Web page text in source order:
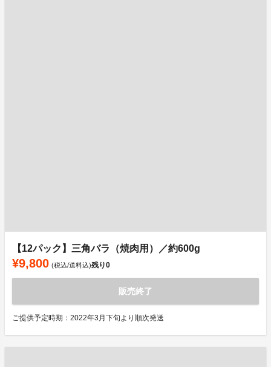
【12パック】三角バラ（焼肉用）／約600g
¥9,800 (税込/送料込)残り0
販売終了
ご提供予定時期：2022年3月下旬より順次発送